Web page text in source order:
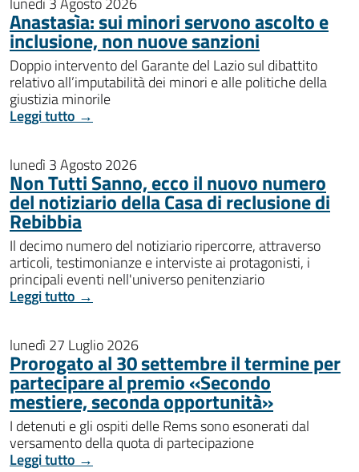
Anastasìa: sui minori servono ascolto e
inclusione, non nuove sanzioni
Doppio intervento del Garante del Lazio sul dibattito
relativo all’imputabilità dei minori e alle politiche della
giustizia minorile
Leggi tutto →
lunedì 3 Agosto 2026
Non Tutti Sanno, ecco il nuovo numero
del notiziario della Casa di reclusione di
Rebibbia
Il decimo numero del notiziario ripercorre, attraverso
articoli, testimonianze e interviste ai protagonisti, i
principali eventi nell'universo penitenziario
Leggi tutto →
lunedì 27 Luglio 2026
Prorogato al 30 settembre il termine per
partecipare al premio «Secondo
mestiere, seconda opportunità»
I detenuti e gli ospiti delle Rems sono esonerati dal
versamento della quota di partecipazione
Leggi tutto →